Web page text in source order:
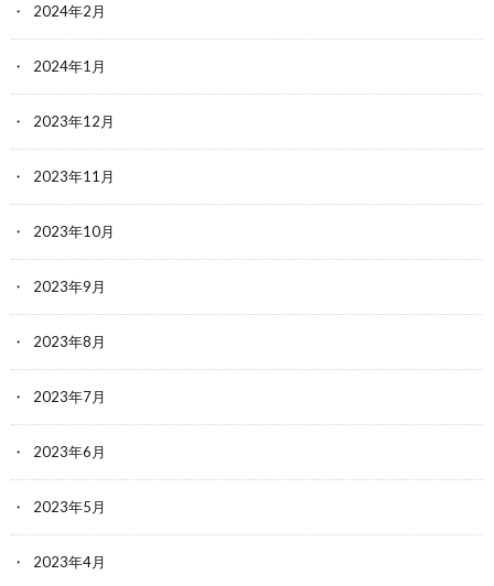
2024年2月
2024年1月
2023年12月
2023年11月
2023年10月
2023年9月
2023年8月
2023年7月
2023年6月
2023年5月
2023年4月